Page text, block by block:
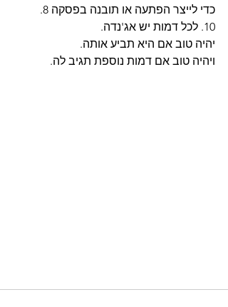
כדי לייצר הפתעה או תובנה בפסקה 8.
10. לכל דמות יש אג'נדה.
יהיה טוב אם היא תביע אותה.
ויהיה טוב אם דמות נוספת תגיב לה.